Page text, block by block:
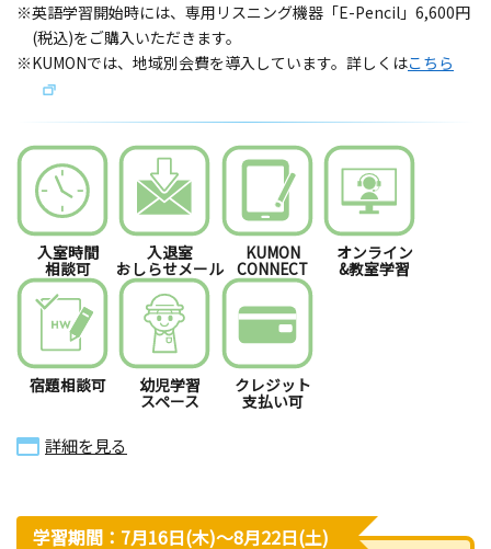
※英語学習開始時には、専用リスニング機器「E-Pencil」6,600円
(税込)をご購入いただきます。
※KUMONでは、地域別会費を導入しています。詳しくはこちら
入室時間
相談可
入退室
おしらせメール
KUMON
CONNECT
オンライン
&教室学習
宿題相談可 幼児学習
スペース
クレジット
支払い可
詳細を見る
学習期間：7月16日(木)〜8月22日(土)